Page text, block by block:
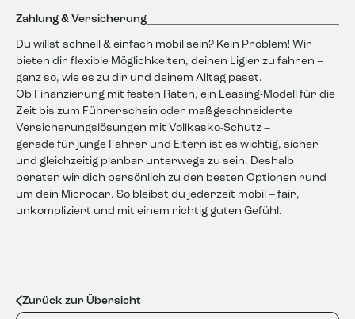
-Apple Carplay
-Android Auto
-Freisprecheinrichtung
Komfort & Innenraum:
-Zentralverriegelung
-Hochwertige Volllederausstattung
-Trennwand Kofferraum
Design & Sonstiges:
-Edle Metallic-Lackierung in „Graphitgrau“
-15-Zoll Leichtmetallfelgen
-Keine Abgasuntersuchung
-Keine Kfz-Steuer
Zahlung & Versicherung
Du willst schnell & einfach mobil sein? Kein Problem! Wir
bieten dir flexible Möglichkeiten, deinen Ligier zu fahren –
ganz so, wie es zu dir und deinem Alltag passt.
Ob Finanzierung mit festen Raten, ein Leasing-Modell für die
Zeit bis zum Führerschein oder maßgeschneiderte
Versicherungslösungen mit Vollkasko-Schutz –
gerade für junge Fahrer und Eltern ist es wichtig, sicher
und gleichzeitig planbar unterwegs zu sein. Deshalb
beraten wir dich persönlich zu den besten Optionen rund
um dein Microcar. So bleibst du jederzeit mobil – fair,
unkompliziert und mit einem richtig guten Gefühl.
Zurück zur Übersicht